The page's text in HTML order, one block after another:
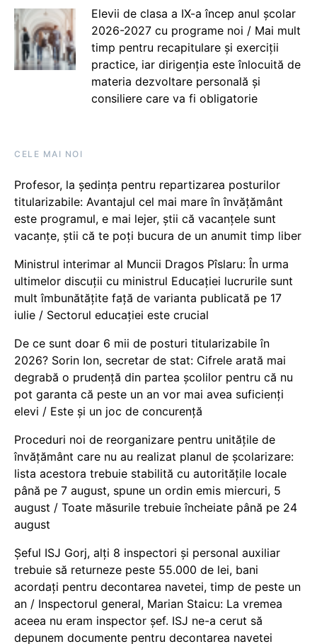
Elevii de clasa a IX-a încep anul școlar
2026-2027 cu programe noi / Mai mult
timp pentru recapitulare și exerciții
practice, iar dirigenția este înlocuită de
materia dezvoltare personală și
consiliere care va fi obligatorie
CELE MAI NOI
Profesor, la ședința pentru repartizarea posturilor
titularizabile: Avantajul cel mai mare în învățământ
este programul, e mai lejer, știi că vacanțele sunt
vacanţe, știi că te poți bucura de un anumit timp liber
Ministrul interimar al Muncii Dragos Pîslaru: În urma
ultimelor discuții cu ministrul Educației lucrurile sunt
mult îmbunătățite față de varianta publicată pe 17
iulie / Sectorul educației este crucial
De ce sunt doar 6 mii de posturi titularizabile în
2026? Sorin Ion, secretar de stat: Cifrele arată mai
degrabă o prudență din partea școlilor pentru că nu
pot garanta că peste un an vor mai avea suficienți
elevi / Este și un joc de concurență
Proceduri noi de reorganizare pentru unitățile de
învățământ care nu au realizat planul de școlarizare:
lista acestora trebuie stabilită cu autoritățile locale
până pe 7 august, spune un ordin emis miercuri, 5
august / Toate măsurile trebuie încheiate până pe 24
august
Șeful ISJ Gorj, alți 8 inspectori și personal auxiliar
trebuie să returneze peste 55.000 de lei, bani
acordați pentru decontarea navetei, timp de peste un
an / Inspectorul general, Marian Staicu: La vremea
aceea nu eram inspector șef. ISJ ne-a cerut să
depunem documente pentru decontarea navetei